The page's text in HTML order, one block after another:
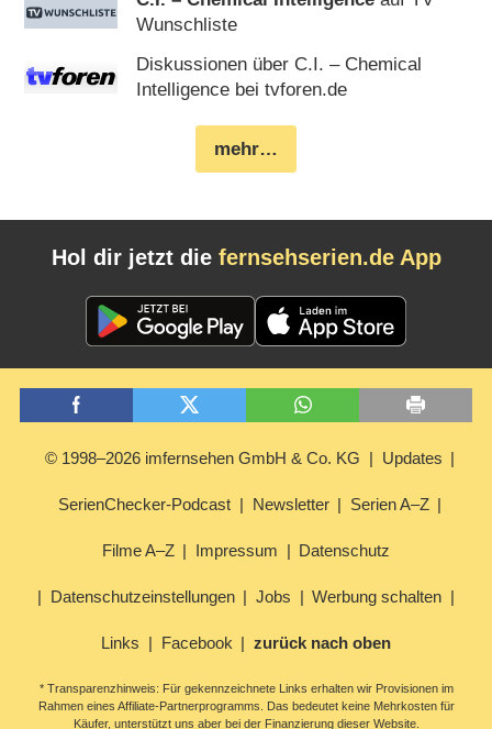
Wunschliste
Diskussionen über C.I. – Chemical
Intelligence bei tvforen.de
mehr…
Hol dir jetzt die fernsehserien.de App
© 1998–2026 imfernsehen GmbH & Co. KG Updates
SerienChecker-Podcast Newsletter Serien A–Z
Filme A–Z Impressum Datenschutz
Datenschutzeinstellungen Jobs Werbung schalten
Links Facebook zurück nach oben
* Transparenzhinweis: Für gekennzeichnete Links erhalten wir Provisionen im
Rahmen eines Affiliate-Partnerprogramms. Das bedeutet keine Mehrkosten für
Käufer, unterstützt uns aber bei der Finanzierung dieser Website.